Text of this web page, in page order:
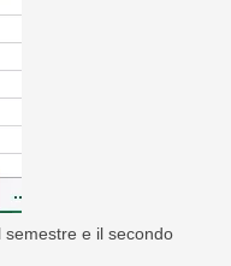
e il secondo